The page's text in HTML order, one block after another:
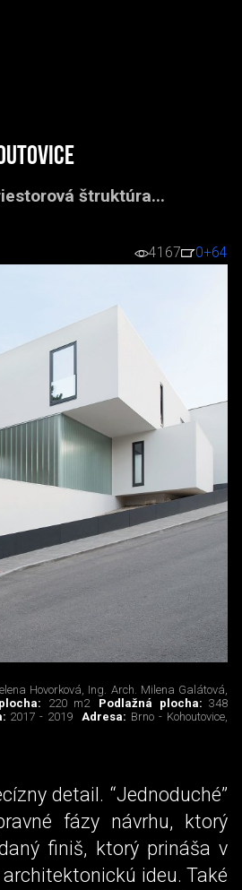
štruktúra...
4167 0+64
Hovorková, Ing. Arch. Milena Galátová,
220 m2 Podlažná plocha:348
2017 - 2019 Adresa: Brno - Kohoutovice,
detail. “Jednoduché”
fázy návrhu, ktorý
finiš, ktorý prináša v
ideu. Také